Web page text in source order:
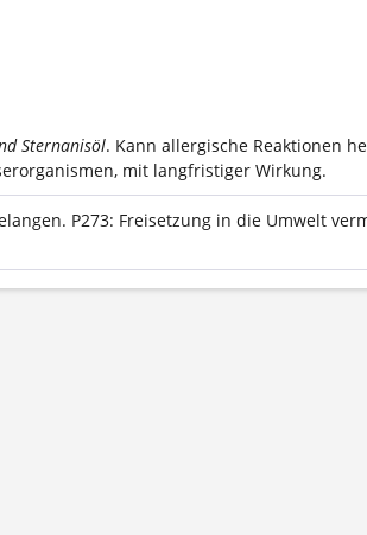
Sternanisöl. Kann allergische Reaktionen
mit langfristiger Wirkung.
P273: Freisetzung in die Umwelt